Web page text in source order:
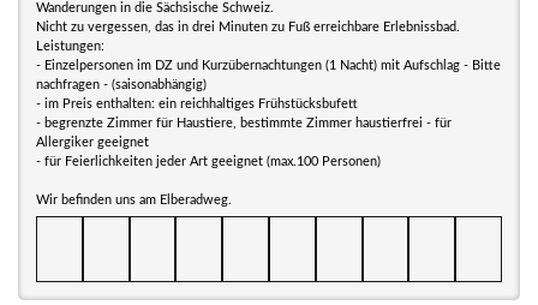
Wanderungen in die Sächsische Schweiz.
Nicht zu vergessen, das in drei Minuten zu Fuß erreichbare Erlebnissbad.
Leistungen:
- Einzelpersonen im DZ und Kurzübernachtungen (1 Nacht) mit Aufschlag - Bitte
nachfragen - (saisonabhängig)
- im Preis enthalten: ein reichhaltiges Frühstücksbufett
- begrenzte Zimmer für Haustiere, bestimmte Zimmer haustierfrei - für
Allergiker geeignet
- für Feierlichkeiten jeder Art geeignet (max.100 Personen)
Wir befinden uns am Elberadweg.